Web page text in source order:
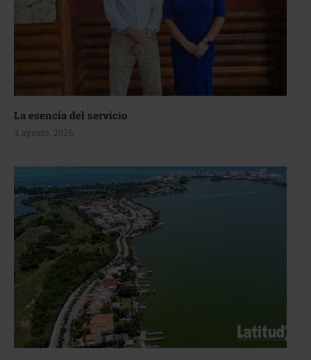
La esencia del servicio
4 agosto, 2026